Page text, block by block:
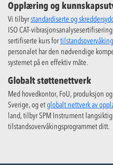
Opplæring og
Vi tilbyrstandardiserte og
ISO CAT-
sertifiserte kurs for
personalet har den nødvendige
systemet på en effektiv måte.
Globalt støttenettverk
Med hovedkontor, FoU, produksjon
Sverige, og etglobalt nettverk av
land, tilbyr SPM Instrument
tilstandsovervåkingsprogrammet ditt.